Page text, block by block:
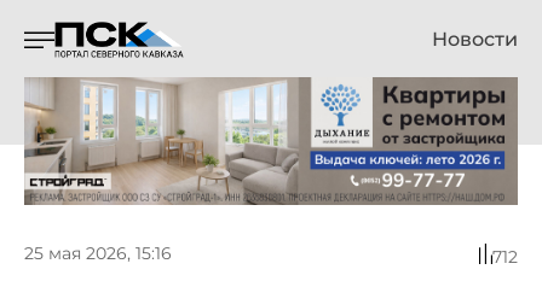
Новости
25 мая 2026, 15:16 712